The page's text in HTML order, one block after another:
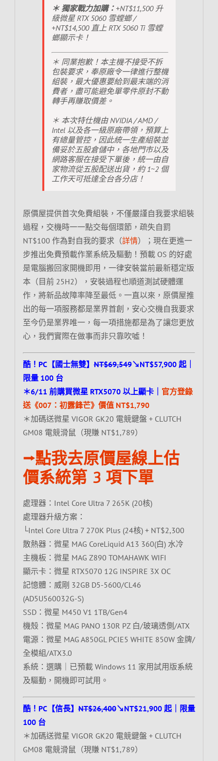
＊ 獨家戰力加購： +NT$11,500 升
級微星 RTX 5060 雪螳螂 /
+NT$14,500 直上 RTX 5060 Ti 雪螳
螂顯示卡！
＊ 同業抱歉！本主機不接受不拆
包裝要求，奉原廠令一律進行整機
組裝，最大優惠要給到最末端的消
費者，盡可能避免單零件原封不動
轉手再賺取價差。
＊ 本次特仕機由 NVIDIA / AMD /
Intel 以及各一級原廠帶領，預算上
有總量管控，因此統一生產組裝並
備妥於五股倉儲中，各地門市以及
網路客服在接受下單後，統一由自
家物流從五股配送出貨，約 1~2 個
工作天可抵達全台各分店！
原價屋提供首次免費組裝，不僅嚴謹自我要求組裝
過程，交機時一一點交每個環節，疏失自罰
NT$100 作為對自我的要求（詳情）；現在更進一
步推出免費預載作業系統及驅動！預載 OS 的好處
是電腦搬回家開機即用，一律安裝當前最新穩定版
本（目前 25H2），安裝過程也順道測試硬體運
作，將新品故障率降至最低。一直以來，原價屋推
出的每一項服務都是業界首創，安心交機自我要求
至今仍是業界唯一，每一項措施都是為了讓您更放
心，我們實際在做事而非只靠吹噓！
酷！PC【國士無雙】NT$69,549↘NT$57,900 起｜
限量 100 台
＊6/11 前購買微星 RTX5070 以上顯卡｜ 官方登錄
送《007：初露鋒芒》價值 NT$1,790
＊加碼送微星 VIGOR GK20 電競鍵盤 + CLUTCH
GM08 電競滑鼠（現賺 NT$1,789）
⭢點我去原價屋線上估
價系統第 3 項下單
處理器：Intel Core Ultra 7 265K (20核)
處理器升級方案：
└Intel Core Ultra 7 270K Plus (24核) + NT$2,300
散熱器：微星 MAG CoreLiquid A13 360(白) 水冷
主機板：微星 MAG Z890 TOMAHAWK WIFI
顯示卡：微星 RTX5070 12G INSPIRE 3X OC
記憶體：威剛 32GB D5-5600/CL46
(AD5U560032G-S)
SSD：微星 M450 V1 1TB/Gen4
機殼：微星 MAG PANO 130R PZ 白/玻璃透側/ATX
電源：微星 MAG A850GL PCIE5 WHITE 850W 金牌/
全模組/ATX3.0
系統：選購｜已預載 Windows 11 家用試用版系統
及驅動，開機即可試用。
酷！PC【信長】NT$26,400↘NT$21,900 起｜限量
100 台
＊加碼送微星 VIGOR GK20 電競鍵盤 + CLUTCH
GM08 電競滑鼠（現賺 NT$1,789）